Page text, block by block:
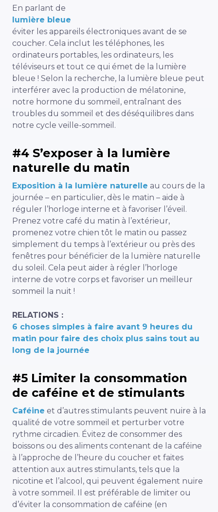
En parlant de
lumière bleue
éviter les appareils électroniques avant de se
coucher. Cela inclut les téléphones, les
ordinateurs portables, les ordinateurs, les
téléviseurs et tout ce qui émet de la lumière
bleue ! Selon la recherche, la lumière bleue peut
interférer avec la production de mélatonine,
notre hormone du sommeil, entraînant des
troubles du sommeil et des déséquilibres dans
notre cycle veille-sommeil.
#4 S’exposer à la lumière
naturelle du matin
Exposition à la lumière naturelle au cours de la
journée – en particulier, dès le matin – aide à
réguler l’horloge interne et à favoriser l’éveil.
Prenez votre café du matin à l’extérieur,
promenez votre chien tôt le matin ou passez
simplement du temps à l’extérieur ou près des
fenêtres pour bénéficier de la lumière naturelle
du soleil. Cela peut aider à régler l’horloge
interne de votre corps et favoriser un meilleur
sommeil la nuit !
RELATIONS :
6 choses simples à faire avant 9 heures du
matin pour faire des choix plus sains tout au
long de la journée
#5 Limiter la consommation
de caféine et de stimulants
Caféine et d’autres stimulants peuvent nuire à la
qualité de votre sommeil et perturber votre
rythme circadien. Évitez de consommer des
boissons ou des aliments contenant de la caféine
à l’approche de l’heure du coucher et faites
attention aux autres stimulants, tels que la
nicotine et l’alcool, qui peuvent également nuire
à votre sommeil. Il est préférable de limiter ou
d’éviter la consommation de caféine (en